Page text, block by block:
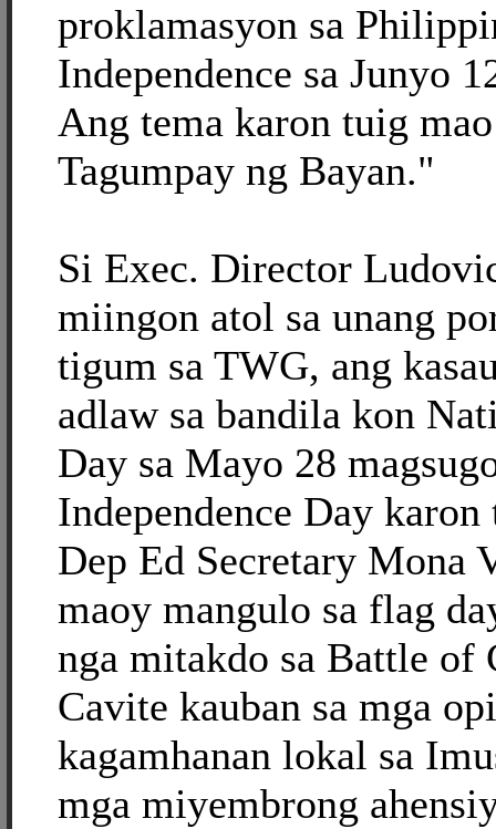
proklamasyon sa
Independence sa Junyo
Ang tema karon tuig
Tagumpay ng Bayan."
Si Exec. Director
miingon atol sa unang
tigum sa TWG, ang
adlaw sa bandila kon
Day sa Mayo 28
Independence Day
Dep Ed Secretary Mona
maoy mangulo sa flag
nga mitakdo sa Battle of
Cavite kauban sa mga
kagamhanan lokal sa
mga miyembrong